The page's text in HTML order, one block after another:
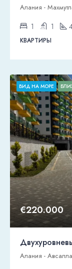
Алания -
1 1
КВАРТИРЫ
ВИД НА МОРЕ
€220.000
Алания -